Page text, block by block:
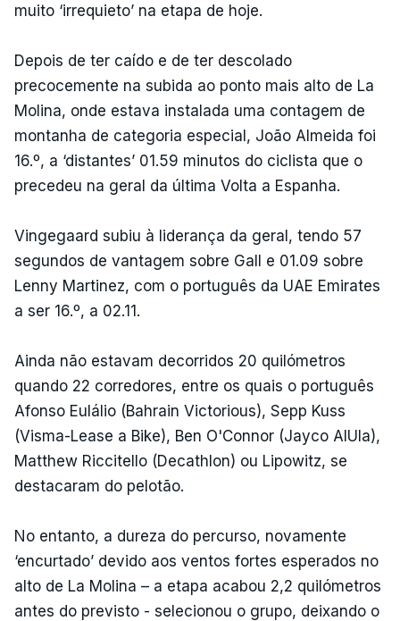
muito ‘irrequieto’ na etapa de hoje.
Depois de ter caído e de ter descolado
precocemente na subida ao ponto mais alto de La
Molina, onde estava instalada uma contagem de
montanha de categoria especial, João Almeida foi
16.º, a ‘distantes’ 01.59 minutos do ciclista que o
precedeu na geral da última Volta a Espanha.
Vingegaard subiu à liderança da geral, tendo 57
segundos de vantagem sobre Gall e 01.09 sobre
Lenny Martinez, com o português da UAE Emirates
a ser 16.º, a 02.11.
Ainda não estavam decorridos 20 quilómetros
quando 22 corredores, entre os quais o português
Afonso Eulálio (Bahrain Victorious), Sepp Kuss
(Visma-Lease a Bike), Ben O'Connor (Jayco AlUla),
Matthew Riccitello (Decathlon) ou Lipowitz, se
destacaram do pelotão.
No entanto, a dureza do percurso, novamente
‘encurtado’ devido aos ventos fortes esperados no
alto de La Molina – a etapa acabou 2,2 quilómetros
antes do previsto - selecionou o grupo, deixando o